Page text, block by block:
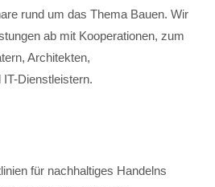
rund um das Thema Bauen. Wir
ab mit Kooperationen, zum
Architekten,
Dienstleistern.
für nachhaltiges Handelns